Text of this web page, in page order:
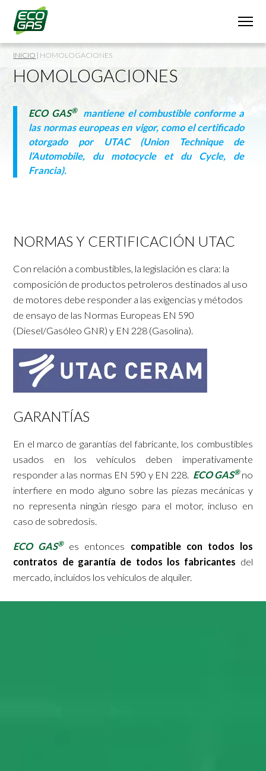
HOMOLOGACIONES
ECO GAS®mantiene el combustible conforme a
las normas europeas en vigor, como el certificado
otorgado por UTAC (Union Technique de
l’Automobile, du motocycle et du Cycle, de
Francia).
INICIO | HOMOLOGACIONES
NORMAS Y CERTIFICACIÓN UTAC
Con relación a combustibles, la legislación es clara: la
composición de productos petroleros destinados al uso
de motores debe responder a las exigencias y métodos
de ensayo de las Normas Europeas EN 590
(Diesel/Gasóleo GNR) y EN 228 (Gasolina).
GARANTÍAS
En el marco de garantías del fabricante, los combustibles
usados en los vehículos deben imperativamente
responder a las normas EN 590 y EN 228. ECO GAS® no
interfiere en modo alguno sobre las piezas mecánicas y
no representa ningún riesgo para el motor, incluso en
caso de sobredosis.
ECO GAS®es entonces compatible con todos los
contratos de garantía de todos los fabricantes del
mercado, incluidos los vehículos de alquiler.